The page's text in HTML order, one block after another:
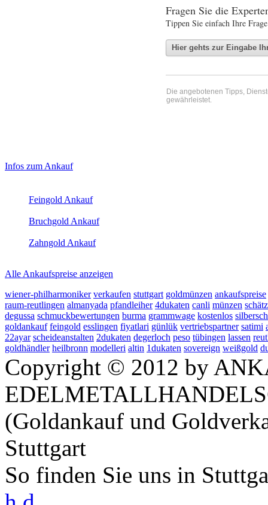
Fragen Sie die
Tippen Sie einfach Ihre
Die angebotenen Tipps,
gewährleistet.
Sidebar
Infos zum Ankauf
Feingold Ankauf
Bruchgold Ankauf
Zahngold Ankauf
Alle Ankaufspreise anzeigen
wiener-philharmoniker verkaufen stuttgart goldmünzen ankaufspreise
raum-reutlingen almanyada pfandleiher 4dukaten canli münzen
degussa schmuckbewertungen burma grammwage kostenlos
goldankauf feingold esslingen fiyatlari günlük vertriebspartner satimi
22ayar scheideanstalten 2dukaten degerloch peso tübingen lassen
goldhändler heilbronn modelleri altin 1dukaten sovereign weißgold
Copyright © 2012 by
(Goldankauf und
Stuttgart
So finden Sie uns in